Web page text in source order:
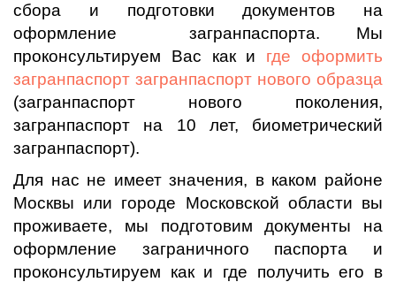
сбора и подготовки документов на
оформление загранпаспорта. Мы
проконсультируем Вас как и где оформить
загранпаспорт загранпаспорт нового образца
(загранпаспорт нового поколения,
загранпаспорт на 10 лет, биометрический
загранпаспорт).
Для нас не имеет значения, в каком районе
Москвы или городе Московской области вы
проживаете, мы подготовим документы на
оформление заграничного паспорта и
проконсультируем как и где получить его в